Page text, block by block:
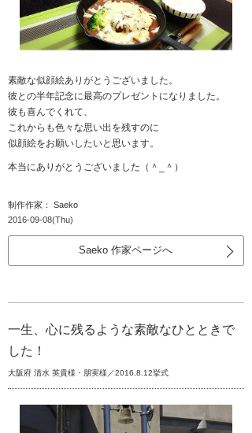
素敵な似顔絵ありがとうございました。
彼との半年記念に最高のプレゼントになりました。
彼も喜んでくれて、
これからも色々な思い出を残すのに
似顔絵をお願いしたいと思います。
本当にありがとうございました（＾_＾）
制作作家： Saeko
2016-09-08(Thu)
Saeko 作家ページへ
一生、心に残るような素敵なひとときで
した！
大阪府 清水 英貴様・朋実様／2016.8.12挙式